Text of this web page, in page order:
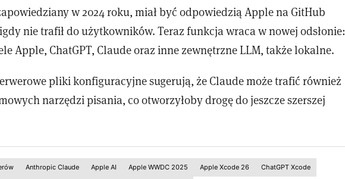
w 2024 roku, miał być odpowiedzią Apple na GitHub
nie trafił do użytkowników. Teraz funkcja wraca w nowej odsłonie:
Apple, ChatGPT, Claude oraz inne zewnętrzne LLM, także lokalne.
pliki konfiguracyjne sugerują, że Claude może trafić również
narzędzi pisania, co otworzyłoby drogę do jeszcze szerszej
Anthropic Claude Apple AI Apple WWDC 2025 Apple Xcode 26 ChatGPT Xcode